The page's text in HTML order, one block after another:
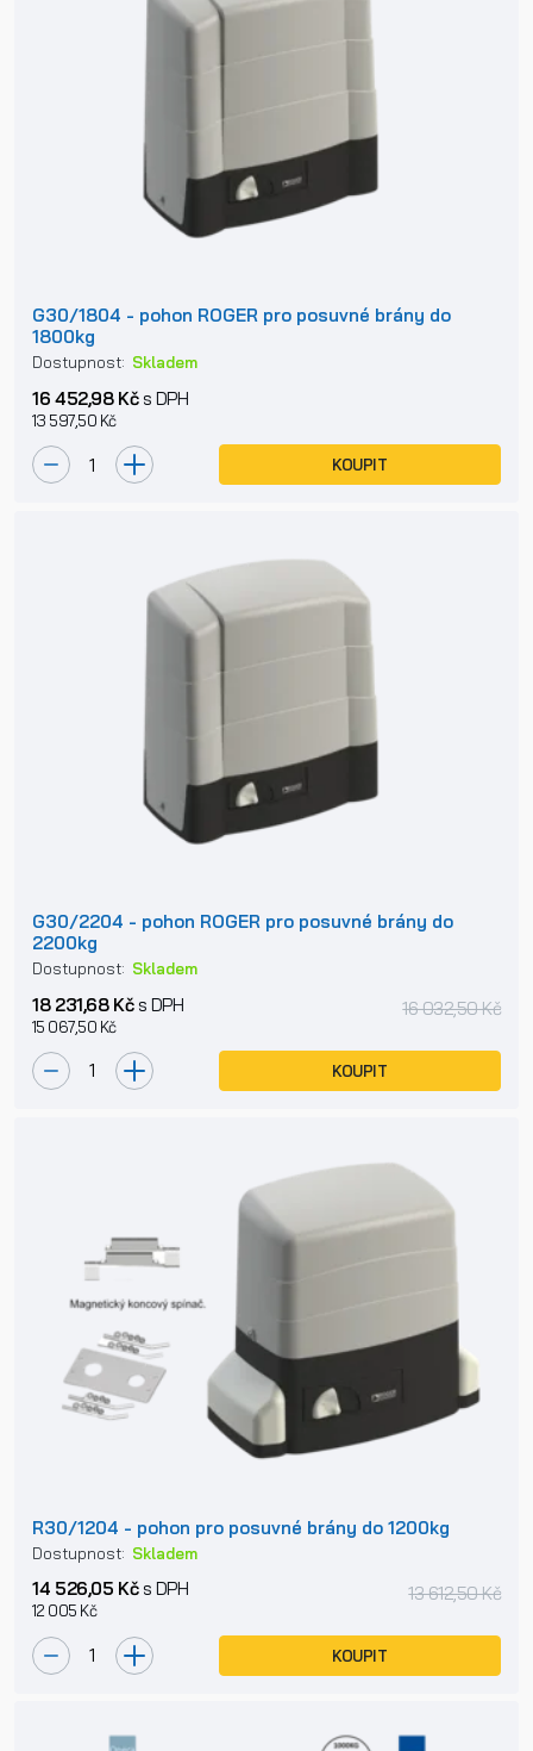
G30/1804 - pohon ROGER pro posuvné brány do
1800kg
Dostupnost: Skladem
16 452,98 Kčs DPH
13 597,50 Kč
KOUPIT
G30/2204 - pohon ROGER pro posuvné brány do
2200kg
Dostupnost: Skladem
18 231,68 Kčs DPH
15 067,50 Kč
16 032,50 Kč
KOUPIT
R30/1204 - pohon pro posuvné brány do 1200kg
Dostupnost: Skladem
14 526,05 Kčs DPH
12 005 Kč
13 612,50 Kč
KOUPIT